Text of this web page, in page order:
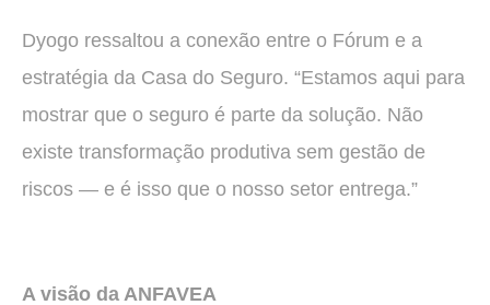
Dyogo ressaltou a conexão entre o Fórum e a
estratégia da Casa do Seguro. “Estamos aqui para
mostrar que o seguro é parte da solução. Não
existe transformação produtiva sem gestão de
riscos — e é isso que o nosso setor entrega.”
A visão da ANFAVEA